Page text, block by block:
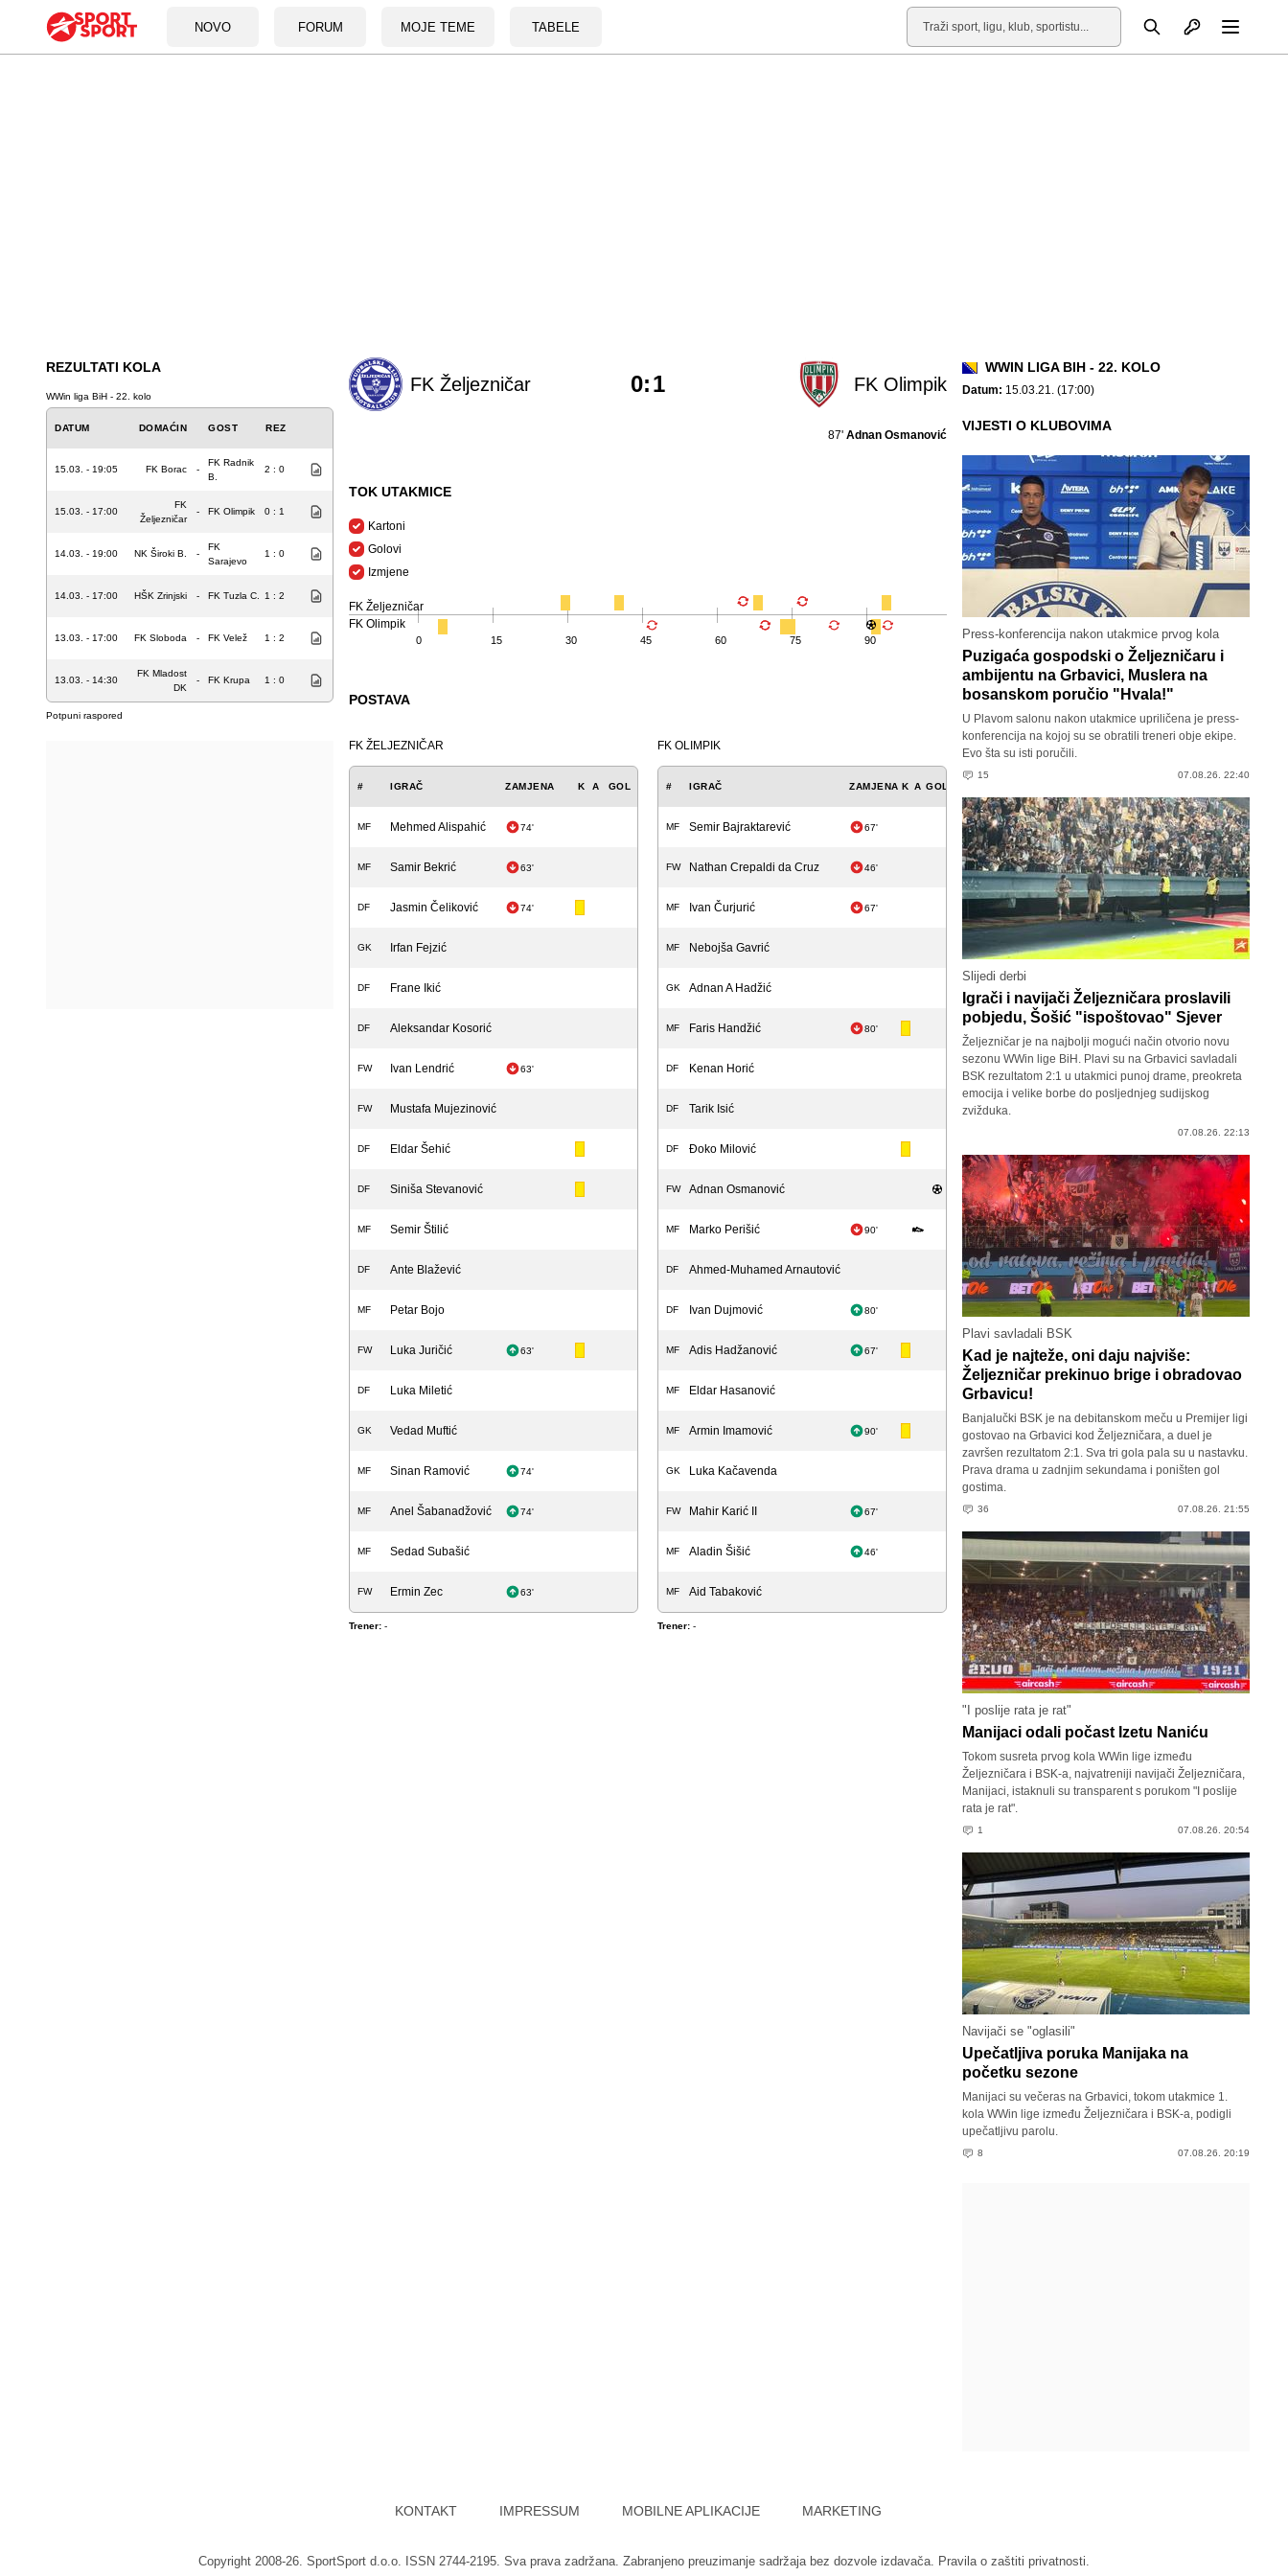
NOVO FORUM MOJE TEME TABELE
Pretraga Otvori profil
REZULTATI KOLA
WWin liga BiH - 22. kolo
DATUM DOMAĆIN GOST REZ
15.03. - 19:05 FK Borac -
FK Radnik
B.
2 : 0
15.03. - 17:00
FK
Željezničar
- FK Olimpik 0 : 1
14.03. - 19:00 NK Široki B. -
FK
Sarajevo
1 : 0
14.03. - 17:00 HŠK Zrinjski - FK Tuzla C. 1 : 2
13.03. - 17:00 FK Sloboda - FK Velež 1 : 2
13.03. - 14:30
FK Mladost
DK
- FK Krupa 1 : 0
Potpuni raspored
FK Željezničar FK Olimpik
0:1
87' Adnan Osmanović
TOK UTAKMICE
Kartoni
Golovi
Izmjene
FK Željezničar
FK Olimpik
0 15 30 45 60 75 90
POSTAVA
FK ŽELJEZNIČAR
# IGRAČ ZAMJENA K A GOL
MF Mehmed Alispahić 74'
MF Samir Bekrić 63'
DF Jasmin Čeliković 74'
GK Irfan Fejzić
DF Frane Ikić
DF Aleksandar Kosorić
FW Ivan Lendrić 63'
FW Mustafa Mujezinović
DF Eldar Šehić
DF Siniša Stevanović
MF Semir Štilić
DF Ante Blažević
MF Petar Bojo
FW Luka Juričić 63'
DF Luka Miletić
GK Vedad Muftić
MF Sinan Ramović 74'
MF Anel Šabanadžović 74'
MF Sedad Subašić
FW Ermin Zec 63'
Trener: -
FK OLIMPIK
# IGRAČ ZAMJENA K A GOL
MF Semir Bajraktarević 67'
FW Nathan Crepaldi da Cruz 46'
MF Ivan Čurjurić 67'
MF Nebojša Gavrić
GK Adnan A Hadžić
MF Faris Handžić 80'
DF Kenan Horić
DF Tarik Isić
DF Đoko Milović
FW Adnan Osmanović
MF Marko Perišić 90'
DF Ahmed-Muhamed Arnautović
DF Ivan Dujmović 80'
MF Adis Hadžanović 67'
MF Eldar Hasanović
MF Armin Imamović 90'
GK Luka Kačavenda
FW Mahir Karić II 67'
MF Aladin Šišić 46'
MF Aid Tabaković
Trener: -
WWIN LIGA BIH - 22. KOLO
Datum: 15.03.21. (17:00)
VIJESTI O KLUBOVIMA
Press-konferencija nakon utakmice prvog kola
Puzigaća gospodski o Željezničaru i
ambijentu na Grbavici, Muslera na
bosanskom poručio "Hvala!"
U Plavom salonu nakon utakmice upriličena je press-
konferencija na kojoj su se obratili treneri obje ekipe.
Evo šta su isti poručili.
15 07.08.26. 22:40
Slijedi derbi
Igrači i navijači Željezničara proslavili
pobjedu, Šošić "ispoštovao" Sjever
Željezničar je na najbolji mogući način otvorio novu
sezonu WWin lige BiH. Plavi su na Grbavici savladali
BSK rezultatom 2:1 u utakmici punoj drame, preokreta
emocija i velike borbe do posljednjeg sudijskog
zvižduka.
07.08.26. 22:13
Plavi savladali BSK
Kad je najteže, oni daju najviše:
Željezničar prekinuo brige i obradovao
Grbavicu!
Banjalučki BSK je na debitanskom meču u Premijer ligi
gostovao na Grbavici kod Željezničara, a duel je
završen rezultatom 2:1. Sva tri gola pala su u nastavku.
Prava drama u zadnjim sekundama i poništen gol
gostima.
36 07.08.26. 21:55
"I poslije rata je rat"
Manijaci odali počast Izetu Naniću
Tokom susreta prvog kola WWin lige između
Željezničara i BSK-a, najvatreniji navijači Željezničara,
Manijaci, istaknuli su transparent s porukom "I poslije
rata je rat".
1 07.08.26. 20:54
Navijači se "oglasili"
Upečatljiva poruka Manijaka na
početku sezone
Manijaci su večeras na Grbavici, tokom utakmice 1.
kola WWin lige između Željezničara i BSK-a, podigli
upečatljivu parolu.
8 07.08.26. 20:19
KONTAKT IMPRESSUM MOBILNE APLIKACIJE MARKETING
Copyright 2008-26. SportSport d.o.o. ISSN 2744-2195. Sva prava zadržana. Zabranjeno preuzimanje sadržaja bez dozvole izdavača. Pravila o zaštiti privatnosti.